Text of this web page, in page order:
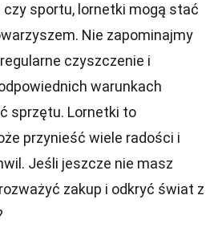
czy sportu, lornetki mogą stać
Nie zapominajmy
czyszczenie i
warunkach
sprzętu. Lornetki to
przynieść wiele radości i
Jeśli jeszcze nie masz
zakup i odkryć świat z